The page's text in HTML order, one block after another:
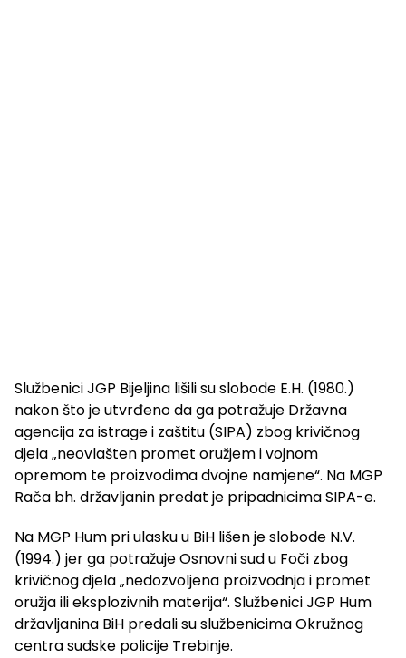
Službenici JGP Bijeljina lišili su slobode E.H. (1980.)
nakon što je utvrđeno da ga potražuje Državna
agencija za istrage i zaštitu (SIPA) zbog krivičnog
djela „neovlašten promet oružjem i vojnom
opremom te proizvodima dvojne namjene“. Na MGP
Rača bh. državljanin predat je pripadnicima SIPA-e.
Na MGP Hum pri ulasku u BiH lišen je slobode N.V.
(1994.) jer ga potražuje Osnovni sud u Foči zbog
krivičnog djela „nedozvoljena proizvodnja i promet
oružja ili eksplozivnih materija“. Službenici JGP Hum
državljanina BiH predali su službenicima Okružnog
centra sudske policije Trebinje.